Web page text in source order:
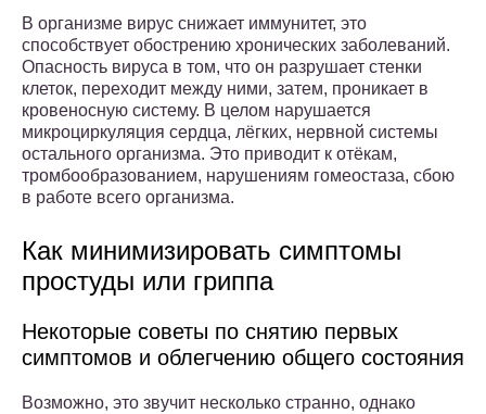
В организме вирус снижает иммунитет, это
способствует обострению хронических заболеваний.
Опасность вируса в том, что он разрушает стенки
клеток, переходит между ними, затем, проникает в
кровеносную систему. В целом нарушается
микроциркуляция сердца, лёгких, нервной системы
остального организма. Это приводит к отёкам,
тромбообразованием, нарушениям гомеостаза, сбою
в работе всего организма.
Как минимизировать симптомы
простуды или гриппа
Некоторые советы по снятию первых
симптомов и облегчению общего состояния
Возможно, это звучит несколько странно, однако